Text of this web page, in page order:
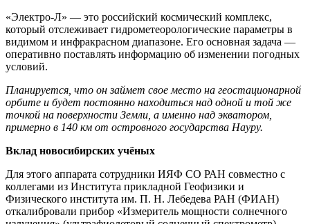
«Электро-Л» — это российский космический комплекс,
который отслеживает гидрометеорологические параметры в
видимом и инфракрасном диапазоне. Его основная задача —
оперативно поставлять информацию об изменении погодных
условий.
Планируется, что он займет свое место на геостационарной
орбите и будет постоянно находиться над одной и той же
точкой на поверхности Земли, а именно над экватором,
примерно в 140 км от островного государства Науру.
Вклад новосибирских учёных
Для этого аппарата сотрудники ИЯФ СО РАН совместно с
коллегами из Института прикладной Геофизики и
Физического института им. П. Н. Лебедева РАН (ФИАН)
откалибровали прибор «Измеритель мощности солнечного